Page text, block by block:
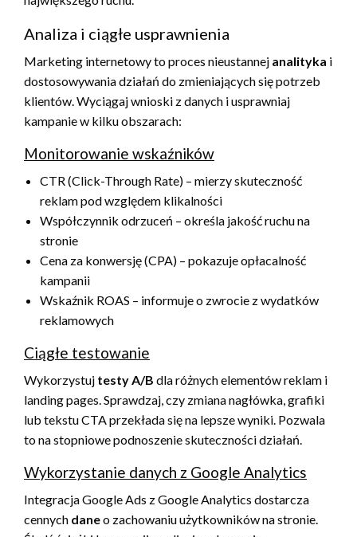
Analiza i ciągłe usprawnienia
Marketing internetowy to proces nieustannej analityka i
dostosowywania działań do zmieniających się potrzeb
klientów. Wyciągaj wnioski z danych i usprawniaj
kampanie w kilku obszarach:
Monitorowanie wskaźników
CTR (Click-Through Rate) – mierzy skuteczność
reklam pod względem klikalności
Współczynnik odrzuceń – określa jakość ruchu na
stronie
Cena za konwersję (CPA) – pokazuje opłacalność
kampanii
Wskaźnik ROAS – informuje o zwrocie z wydatków
reklamowych
Ciągłe testowanie
Wykorzystuj testy A/B dla różnych elementów reklam i
landing pages. Sprawdzaj, czy zmiana nagłówka, grafiki
lub tekstu CTA przekłada się na lepsze wyniki. Pozwala
to na stopniowe podnoszenie skuteczności działań.
Wykorzystanie danych z Google Analytics
Integracja Google Ads z Google Analytics dostarcza
cennych daneo zachowaniu użytkowników na stronie.